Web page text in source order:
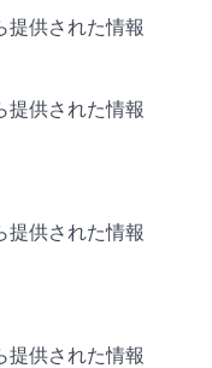
提供された情報
提供された情報
提供された情報
提供された情報